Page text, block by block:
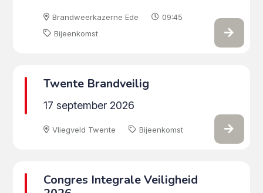
Brandweerkazerne Ede
09:45
Bijeenkomst
Twente Brandveilig
17 september 2026
Vliegveld Twente Bijeenkomst
Congres Integrale Veiligheid